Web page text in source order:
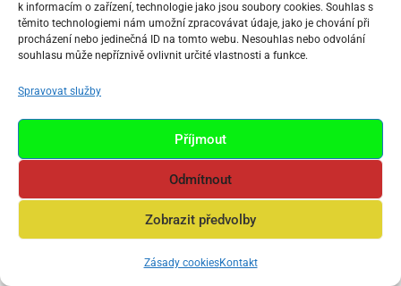
k informacím o zařízení, technologie jako jsou soubory cookies. Souhlas s
těmito technologiemi nám umožní zpracovávat údaje, jako je chování při
procházení nebo jedinečná ID na tomto webu. Nesouhlas nebo odvolání
souhlasu může nepříznivě ovlivnit určité vlastnosti a funkce.
Spravovat služby
Příjmout
Odmítnout
Zobrazit předvolby
Zásady cookiesKontakt